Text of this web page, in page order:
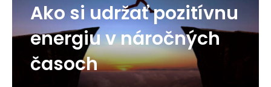
Ako si udržať pozitívnu
energiu v náročných
časoch